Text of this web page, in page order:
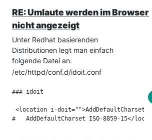
ist, CONSTRAINT
isys_catg_power_consumer_list_ibfk_2
FOREIGN KEY
(isys_catg_power_consumer_list__isys_c
ats_pobj_list__id
`isys_cats_pobj_)
lG,
RE: Umlaute werden im Browser
nicht angezeigt
Unter Redhat basierenden
Distributionen legt man einfach
folgende Datei an:
/etc/httpd/conf.d/idoit.conf
### idoit
<location i-doit="">AddDefaultCharset
#   AddDefaultCharset ISO-8859-15</